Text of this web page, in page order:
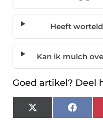
Heeft
Kan ik mulch
Goed artikel? Deel
X
(Twitter)